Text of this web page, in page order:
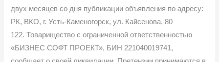
двух месяцев со дня публикации объявления по адресу:
РК, ВКО, г. Усть-Каменогорск, ул. Кайсенова, 80
122. Товарищество с ограниченной ответственностью
«БИЗНЕС СОФТ ПРОЕКТ», БИН 221040019741,